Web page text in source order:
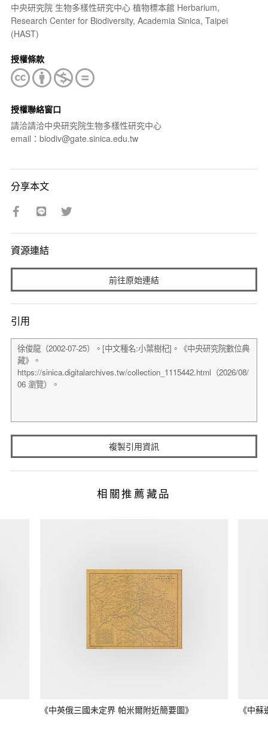
中央研究院 生物多樣性研究中心 植物標本館 Herbarium,
Research Center for Biodiversity, Academia Sinica, Taipei
(HAST)
授權條款
授權聯絡窗口
請洽請洽中央研究院生物多樣性研究中心
email：biodiv@gate.sinica.edu.tw
分享本文
資源連結
前往原始連結
引用
複製引用資訊
相關推薦藏品
《中英俄三國未定界 帕米爾附近簡要圖》 《中